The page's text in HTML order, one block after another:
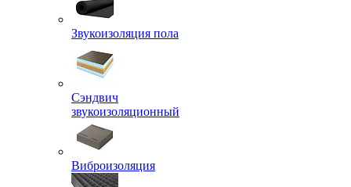
Звукоизоляция пола
Сэндвич
звукоизоляционный
Виброизоляция